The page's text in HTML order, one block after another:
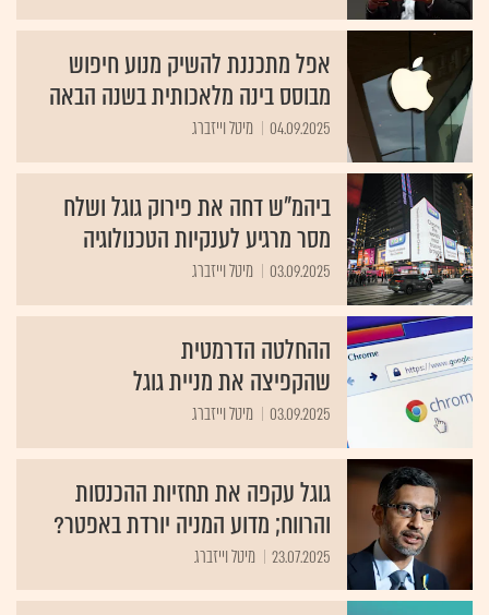
אפל מתכננת להשיק מנוע חיפוש
מבוסס בינה מלאכותית בשנה הבאה
04.09.2025 מיטל וייזברג
ביהמ"ש דחה את פירוק גוגל ושלח
מסר מרגיע לענקיות הטכנולוגיה
03.09.2025 מיטל וייזברג
ההחלטה הדרמטית
שהקפיצה את מניית גוגל
03.09.2025 מיטל וייזברג
גוגל עקפה את תחזיות ההכנסות
והרווח; מדוע המניה יורדת באפטר?
23.07.2025 מיטל וייזברג